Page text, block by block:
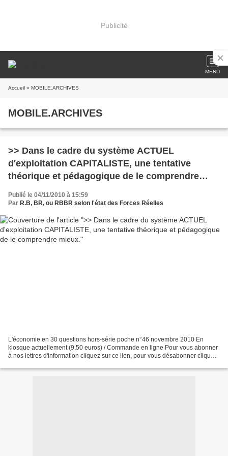
Publicité
MENU
Accueil » MOBILE.ARCHIVES
MOBILE.ARCHIVES
>> Dans le cadre du système ACTUEL
d'exploitation CAPITALISTE, une tentative
théorique et pédagogique de le comprendre
mieux.
Publié le 04/11/2010 à 15:59
Par R.B, BR, ou RBBR selon l'état des Forces Réelles
L'économie en 30 questions hors-série poche n°46 novembre 2010 En
kiosque actuellement (9,50 euros) / Commande en ligne Pour vous abonner
à nos lettres d'information cliquez sur ce lien, pour vous désabonner cliquez